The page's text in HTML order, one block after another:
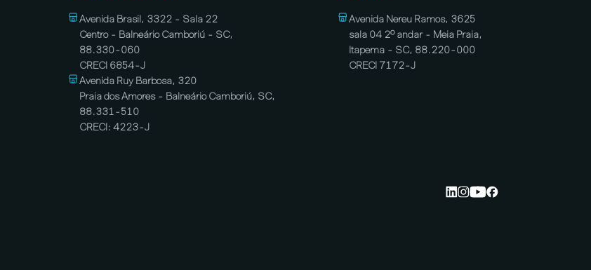
Avenida Brasil, 3322 - Sala 22
Centro - Balneário Camboriú - SC,
88.330-060
CRECI 6854-J
Avenida Ruy Barbosa, 320
Praia dos Amores - Balneário Camboriú, SC,
88.331-510
CRECI: 4223-J
Avenida Nereu Ramos, 3625
sala 04 2º andar - Meia Praia,
Itapema - SC, 88.220-000
CRECI 7172-J